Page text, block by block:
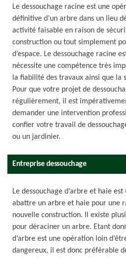
Le dessouchage racine est une
définitive d’un arbre dans un lieu
activité faisable en raison de
construction ou tout simplement
d’espace. Le dessouchage racine
nécessite une compétence très
la fiabilité des travaux ainsi que la
Pour que votre projet de
régulièrement, il est
demander une intervention
confier votre travail de
ou un jardinier.
Entreprise dessouchage
Le dessouchage d’arbre et haie
abattre un arbre et haie pour une
nouvelle construction. Il existe
pour déraciner un arbre. Etant
d’arbre est une opération loin
dangereux, il est donc préférable